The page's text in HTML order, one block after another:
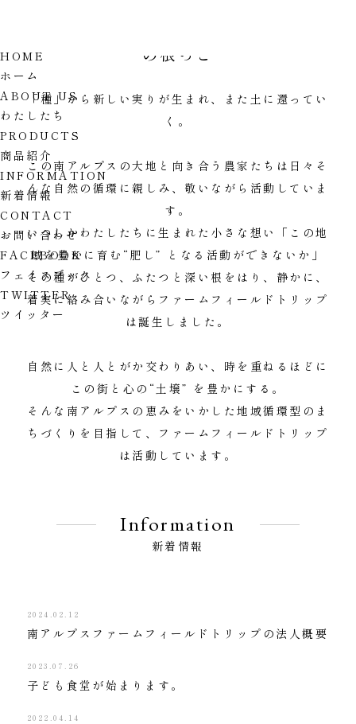
HOME
ホーム
ABOUT US
わたしたち
PRODUCTS
商品紹介
INFORMATION
新着情報
CONTACT
お問い合わせ
FACEBOOK
フェイスブック
TWITTER
ツイッター
の根っこ
「種」から新しい実りが生まれ、また土に還ってい
く。
この南アルプスの大地と向き合う農家たちは日々そ
んな自然の循環に親しみ、敬いながら活動していま
す。
いつしかわたしたちに生まれた小さな想い「この地
域を豊かに育む“肥し” となる活動ができないか」
その種がひとつ、ふたつと深い根をはり、静かに、
着実に絡み合いながらファームフィールドトリップ
は誕生しました。
自然に人と人とがか交わりあい、時を重ねるほどに
この街と心の“土壌” を豊かにする。
そんな南アルプスの恵みをいかした地域循環型のま
ちづくりを目指して、ファームフィールドトリップ
は活動しています。
Information
新着情報
2024.02.12
南アルプスファームフィールドトリップの法人概要
2023.07.26
子ども食堂が始まります。
2022.04.14